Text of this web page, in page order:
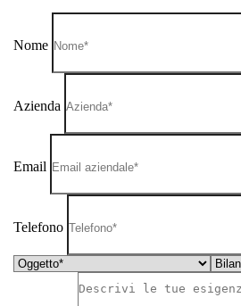
Nome
Azienda
Email
Telefono